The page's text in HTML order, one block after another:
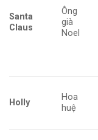
Santa
Claus
Ông
già
Noel
Holly
Hoa
huệ